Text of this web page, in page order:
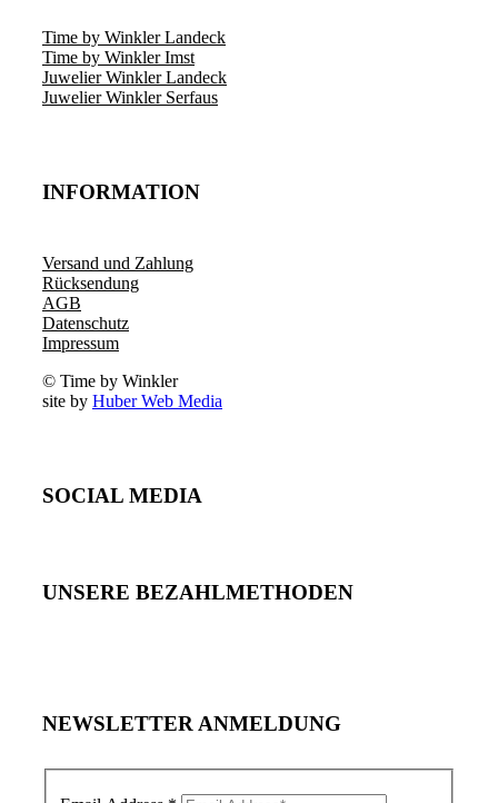
Time by Winkler Landeck
Time by Winkler Imst
Juwelier Winkler Landeck
Juwelier Winkler Serfaus
INFORMATION
Versand und Zahlung
Rücksendung
AGB
Datenschutz
Impressum
© Time by Winkler
site by Huber Web Media
SOCIAL MEDIA
UNSERE BEZAHLMETHODEN
NEWSLETTER ANMELDUNG